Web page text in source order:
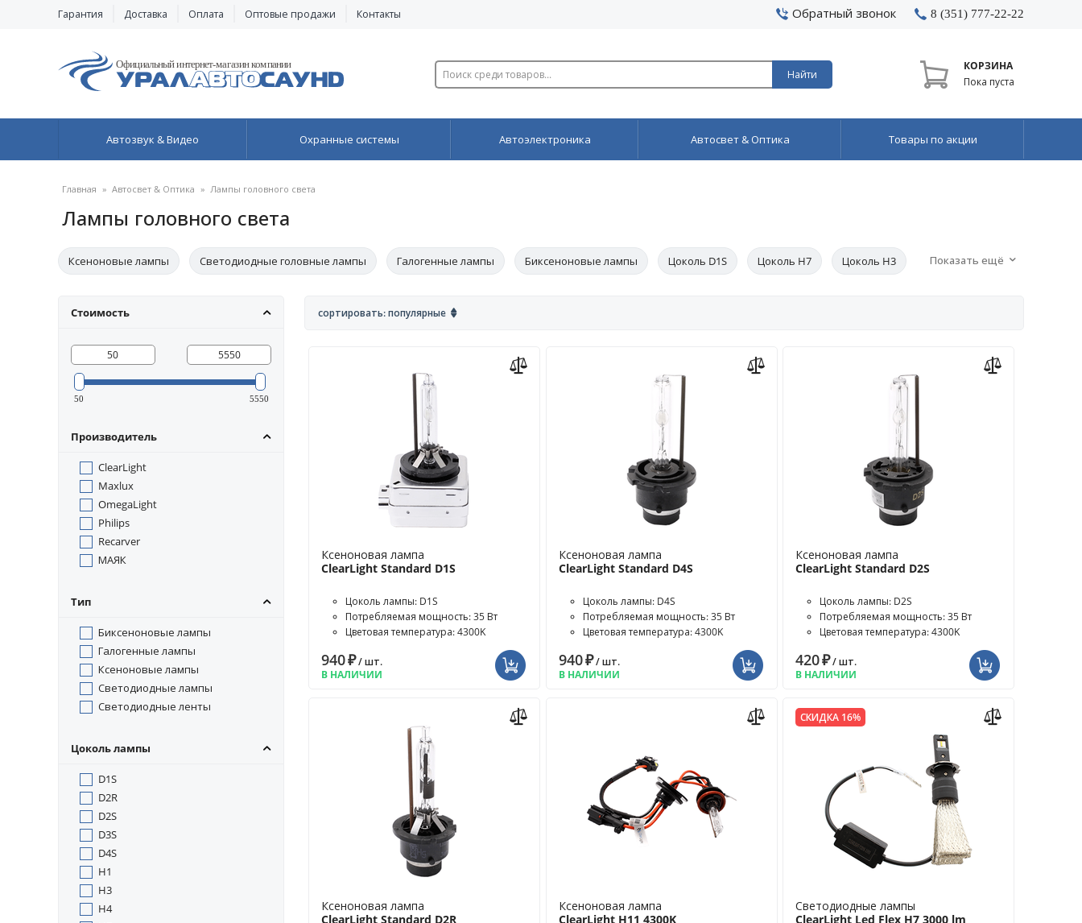
Гарантия Доставка Оплата Оптовые продажи Контакты Обратный звонок 8 (351) 777-22-22
Найти
КОРЗИНА
Пока пуста
Автозвук & Видео Охранные системы Автоэлектроника Автосвет & Оптика Товары по акции
Главная » Автосвет & Оптика » Лампы головного света
Лампы головного света
Ксеноновые лампы Светодиодные головные лампы Галогенные лампы Биксеноновые лампы Цоколь D1S Цоколь H7 Цоколь H3 Показать ещё
Стоимость
50 5550
Производитель
ClearLight
Maxlux
OmegaLight
Philips
Recarver
МАЯК
Тип
Биксеноновые лампы
Галогенные лампы
Ксеноновые лампы
Светодиодные лампы
Светодиодные ленты
Цоколь лампы
D1S
D2R
D2S
D3S
D4S
H1
H3
H4
сортировать: популярные
Ксеноновая лампа
ClearLight Standard D1S
Цоколь лампы: D1S
Потребляемая мощность: 35 Вт
Цветовая температура: 4300K
940₽/ шт.
В НАЛИЧИИ
Ксеноновая лампа
ClearLight Standard D4S
Цоколь лампы: D4S
Потребляемая мощность: 35 Вт
Цветовая температура: 4300K
940₽/ шт.
В НАЛИЧИИ
Ксеноновая лампа
ClearLight Standard D2S
Цоколь лампы: D2S
Потребляемая мощность: 35 Вт
Цветовая температура: 4300K
420₽/ шт.
В НАЛИЧИИ
Ксеноновая лампа
ClearLight Standard D2R
Ксеноновая лампа
ClearLight H11 4300K
СКИДКА 16%
Светодиодные лампы
ClearLight Led Flex H7 3000 lm